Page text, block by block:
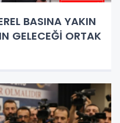
BASINA YAKIN
GELECEĞİ ORTAK